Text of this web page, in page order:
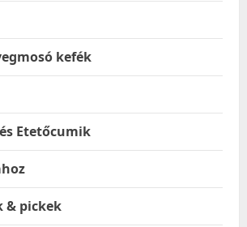
kefék
Etetőcumik
& pickek